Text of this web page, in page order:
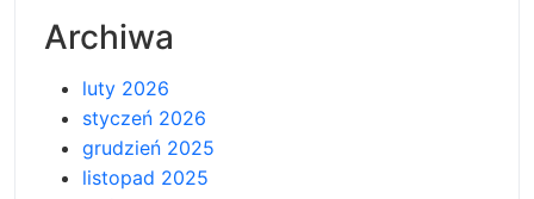
Archiwa
luty 2026
styczeń 2026
grudzień 2025
listopad 2025